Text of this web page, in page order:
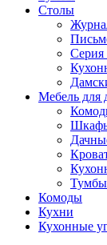
Столы
Серия
Мебель для
Тумбы
Комоды
Кухни
Кухонные